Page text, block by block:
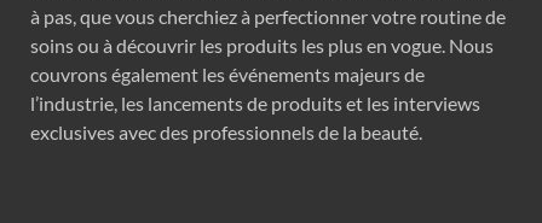
à pas, que vous cherchiez à perfectionner votre routine de
soins ou à découvrir les produits les plus en vogue. Nous
couvrons également les événements majeurs de
l’industrie, les lancements de produits et les interviews
exclusives avec des professionnels de la beauté.